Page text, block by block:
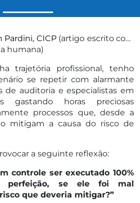
Pardini, CICP(artigo escrito com
humana)
trajetória profissional, tenho
se repetir com alarmante
de auditoria e especialistas em
gastando horas preciosas
processos que, desde a
mitigam a causa do risco de
a seguinte reflexão:
controle ser executado 100%
perfeição, se ele foi mal
que deveria mitigar?”